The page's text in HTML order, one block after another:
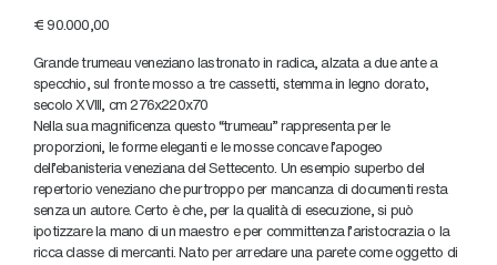
€ 90.000,00
Grande trumeau veneziano lastronato in radica, alzata a due ante a
specchio, sul fronte mosso a tre cassetti, stemma in legno dorato,
secolo XVIII, cm 276x220x70
Nella sua magnificenza questo “trumeau” rappresenta per le
proporzioni, le forme eleganti e le mosse concave l’apogeo
dell’ebanisteria veneziana del Settecento. Un esempio superbo del
repertorio veneziano che purtroppo per mancanza di documenti resta
senza un autore. Certo è che, per la qualità di esecuzione, si può
ipotizzare la mano di un maestro e per committenza l’aristocrazia o la
ricca classe di mercanti. Nato per arredare una parete come oggetto di